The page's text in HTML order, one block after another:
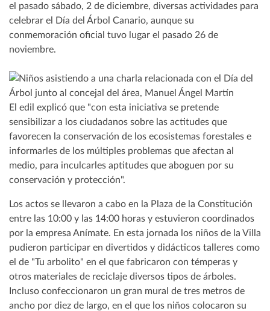
el pasado sábado, 2 de diciembre, diversas actividades para
celebrar el Día del Árbol Canario, aunque su
conmemoración oficial tuvo lugar el pasado 26 de
noviembre.
El edil explicó que "con esta iniciativa se pretende
sensibilizar a los ciudadanos sobre las actitudes que
favorecen la conservación de los ecosistemas forestales e
informarles de los múltiples problemas que afectan al
medio, para inculcarles aptitudes que aboguen por su
conservación y protección".
Los actos se llevaron a cabo en la Plaza de la Constitución
entre las 10:00 y las 14:00 horas y estuvieron coordinados
por la empresa Anímate. En esta jornada los niños de la Villa
pudieron participar en divertidos y didácticos talleres como
el de "Tu arbolito" en el que fabricaron con témperas y
otros materiales de reciclaje diversos tipos de árboles.
Incluso confeccionaron un gran mural de tres metros de
ancho por diez de largo, en el que los niños colocaron su